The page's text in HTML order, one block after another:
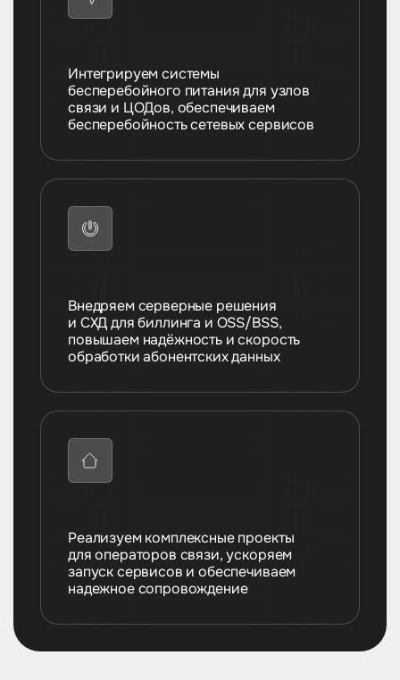
Интегрируем системы
бесперебойного питания для узлов
связи и ЦОДов, обеспечиваем
бесперебойность сетевых сервисов
Внедряем серверные решения
и СХД для биллинга и OSS/BSS,
повышаем надёжность и скорость
обработки абонентских данных
Реализуем комплексные проекты
для операторов связи, ускоряем
запуск сервисов и обеспечиваем
надежное сопровождение
Интегрируем системы
бесперебойного питания для дата-
центров и офисов, снижаем риски
простоев и потери информации
и СХД для процессинговых центров,
обеспечиваем стабильность
транзакций и быстрый доступ
к данным
Реализуем комплексные проекты
для банков и финтех-компаний,
обеспечиваем надежное
сопровождение инфраструктуры